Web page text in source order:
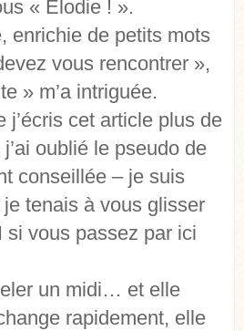
« Elodie ! ».
enrichie de petits mots
vous rencontrer »,
» m’a intriguée.
j’écris cet article plus de
oublié le pseudo de
conseillée – je suis
tenais à vous glisser
si vous passez par ici
un midi… et elle
rapidement, elle